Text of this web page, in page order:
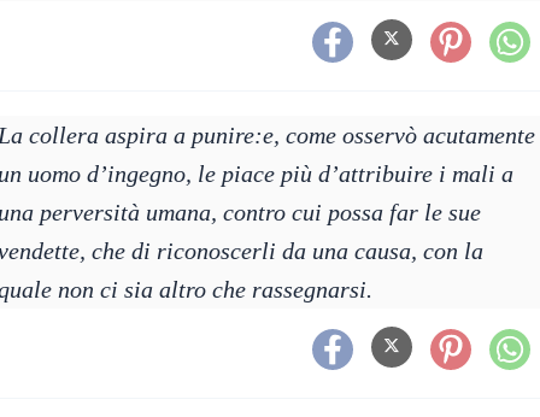
collera aspira a punire:e, come osservò acutamente
uomo d’ingegno, le piace più d’attribuire i mali a
perversità umana, contro cui possa far le sue
che di riconoscerli da una causa, con la
non ci sia altro che rassegnarsi.